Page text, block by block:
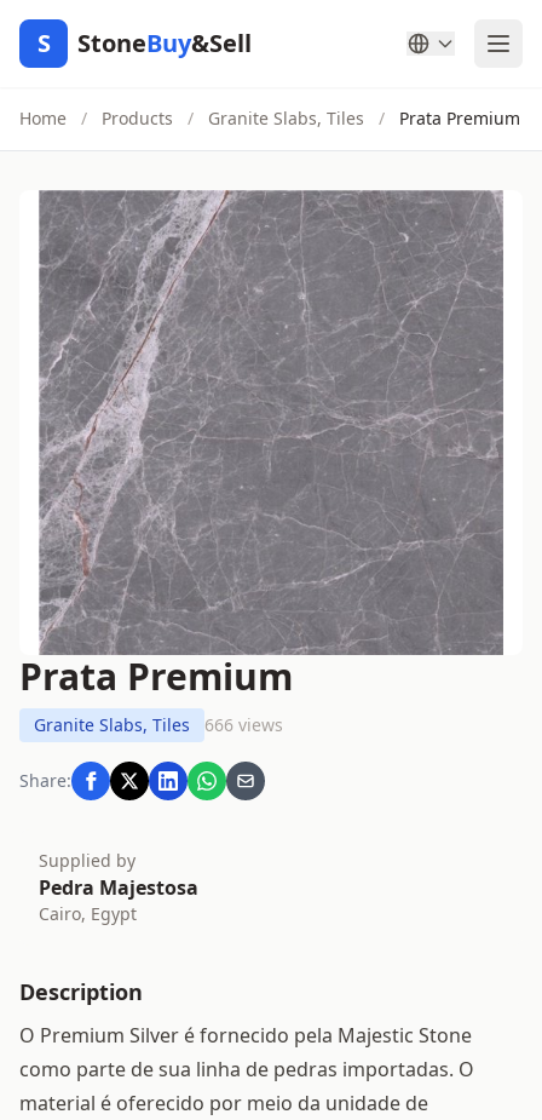
S StoneBuy&Sell
Home / Products / Granite Slabs, Tiles / Prata Premium
Prata Premium
Granite Slabs, Tiles 666 views
Share:
Supplied by
Pedra Majestosa
Cairo, Egypt
Description
O Premium Silver é fornecido pela Majestic Stone
como parte de sua linha de pedras importadas. O
material é oferecido por meio da unidade de